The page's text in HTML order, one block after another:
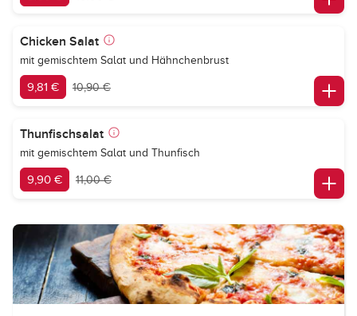
Chicken Salat
mit gemischtem Salat und Hähnchenbrust
9,81 € 10,90 €
Thunfischsalat
mit gemischtem Salat und Thunfisch
9,90 € 11,00 €